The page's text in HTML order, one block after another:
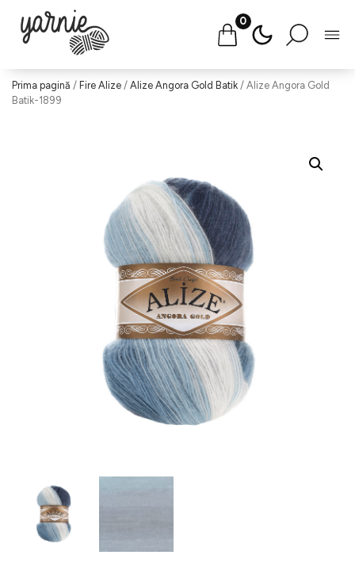
Salt
0
Prima pagină / Fire Alize / Alize Angora Gold Batik / Alize Angora Gold
Batik-1899